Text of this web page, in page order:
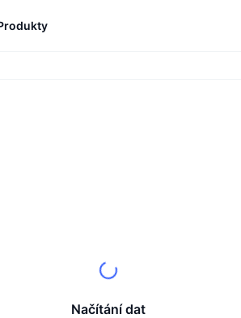
Načítání dat